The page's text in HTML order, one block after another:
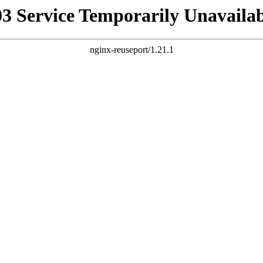
Service Temporarily
nginx-reuseport/1.21.1